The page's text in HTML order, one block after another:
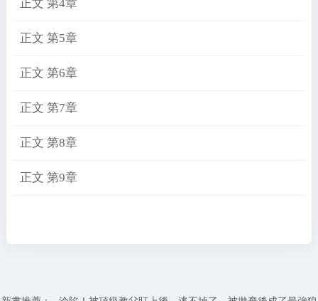
正文 第4章
正文 第5章
正文 第6章
正文 第7章
正文 第8章
正文 第9章